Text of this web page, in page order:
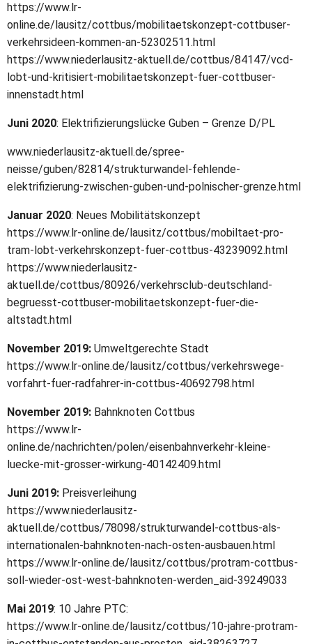
https://www.lr-
online.de/lausitz/cottbus/mobilitaetskonzept-cottbuser-
verkehrsideen-kommen-an-52302511.html
https://www.niederlausitz-aktuell.de/cottbus/84147/vcd-
lobt-und-kritisiert-mobilitaetskonzept-fuer-cottbuser-
innenstadt.html
Juni 2020: Elektrifizierungslücke Guben – Grenze D/PL
www.niederlausitz-aktuell.de/spree-
neisse/guben/82814/strukturwandel-fehlende-
elektrifizierung-zwischen-guben-und-polnischer-grenze.html
Januar 2020: Neues Mobilitätskonzept
https://www.lr-online.de/lausitz/cottbus/mobiltaet-pro-
tram-lobt-verkehrskonzept-fuer-cottbus-43239092.html
https://www.niederlausitz-
aktuell.de/cottbus/80926/verkehrsclub-deutschland-
begruesst-cottbuser-mobilitaetskonzept-fuer-die-
altstadt.html
November 2019: Umweltgerechte Stadt
https://www.lr-online.de/lausitz/cottbus/verkehrswege-
vorfahrt-fuer-radfahrer-in-cottbus-40692798.html
November 2019: Bahnknoten Cottbus
https://www.lr-
online.de/nachrichten/polen/eisenbahnverkehr-kleine-
luecke-mit-grosser-wirkung-40142409.html
Juni 2019: Preisverleihung
https://www.niederlausitz-
aktuell.de/cottbus/78098/strukturwandel-cottbus-als-
internationalen-bahnknoten-nach-osten-ausbauen.html
https://www.lr-online.de/lausitz/cottbus/protram-cottbus-
soll-wieder-ost-west-bahnknoten-werden_aid-39249033
Mai 2019: 10 Jahre PTC:
https://www.lr-online.de/lausitz/cottbus/10-jahre-protram-